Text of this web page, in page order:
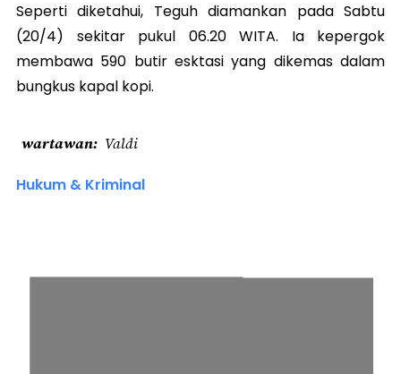
Seperti diketahui, Teguh diamankan pada Sabtu
(20/4) sekitar pukul 06.20 WITA. Ia kepergok
membawa 590 butir esktasi yang dikemas dalam
bungkus kapal kopi.
wartawan Valdi
Hukum & Kriminal